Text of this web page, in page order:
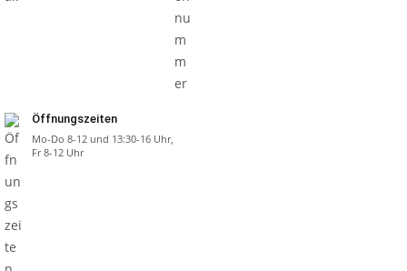
Öffnungszeiten
Mo-Do 8-12 und 13:30-16 Uhr,
Fr 8-12 Uhr